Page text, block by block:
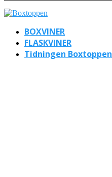
BOXVINER
FLASKVINER
Tidningen Boxtoppen